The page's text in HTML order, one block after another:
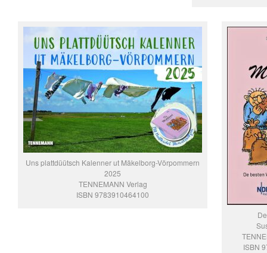
Uns plattdüütsch Kalenner ut Mäkelborg-Vörpommern
2025
TENNEMANN Verlag
ISBN 9783910464100
ISBN